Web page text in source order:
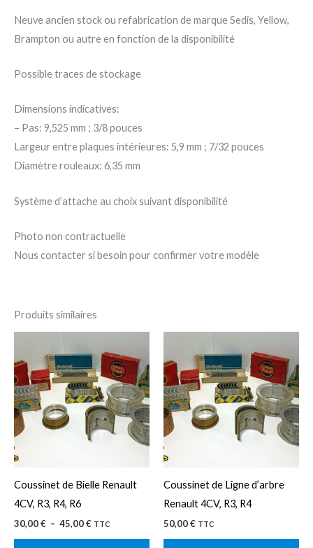
Neuve ancien stock ou refabrication de marque Sedis, Yellow,
Brampton ou autre en fonction de la disponibilité
Possible traces de stockage
Dimensions indicatives:
– Pas: 9,525 mm ; 3/8 pouces
Largeur entre plaques intérieures: 5,9 mm ; 7/32 pouces
Diamètre rouleaux: 6,35 mm
Système d’attache au choix suivant disponibilité
Photo non contractuelle
Nous contacter si besoin pour confirmer votre modèle
Produits similaires
Coussinet de Bielle Renault
4CV, R3, R4, R6
30,00€ – 45,00€
prix :
30,00 €
à
45,00 €
TTC
produit
a
plusieurs
variations.
Les
options
être
choisies
Coussinet de Ligne d’arbre
Renault 4CV, R3, R4
50,00€ TTC
a